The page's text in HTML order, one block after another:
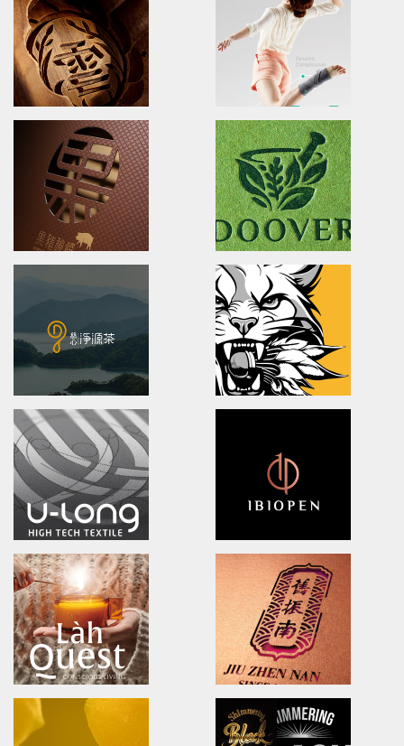
XueHuaZhai
brand identity/logo design/packaging
雪花齋豐原餅舖/品牌形象識別/包裝設計
OPPO MEDICAL
Advertising/Poster Design/
歐柏醫療/全球主視覺/產品策略/海
BLACK BRIDGE
logo Design/Packaging Design
黑橋牌黑豬秘饌/產品識別/包裝設計/LOGO設計
Brand
茶裡藏醫/品牌策略/包裝設計/品牌
Ching Yuan tea
brand identity/logo design/packaging
慈心淨源茶/品牌探索.識別/包裝設計/網頁設計
NA LIAN
brand identity/logo design
澄涼羽毛球隊/品牌識別形象策略
U-long
brand identity/logo design/packaging
ibiopen
brand identity/logo design/